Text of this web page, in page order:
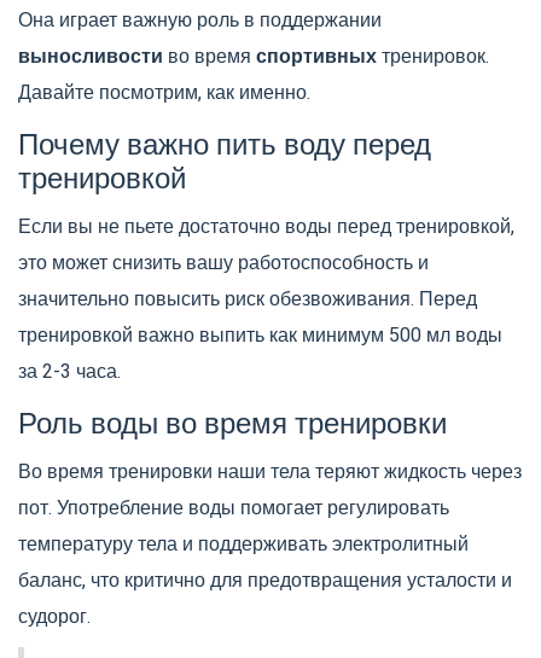
Она играет важную роль в поддержании
выносливости во время спортивныхтренировок.
Давайте посмотрим, как именно.
Почему важно пить воду перед
тренировкой
Если вы не пьете достаточно воды перед тренировкой,
это может снизить вашу работоспособность и
значительно повысить риск обезвоживания. Перед
тренировкой важно выпить как минимум 500 мл воды
за 2-3 часа.
Роль воды во время тренировки
Во время тренировки наши тела теряют жидкость через
пот. Употребление воды помогает регулировать
температуру тела и поддерживать электролитный
баланс, что критично для предотвращения усталости и
судорог.